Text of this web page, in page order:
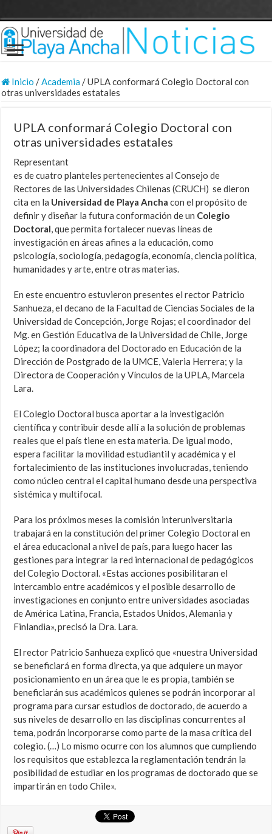
Inicio /Academia/UPLA conformará Colegio Doctoral con
otras universidades estatales
UPLA conformará Colegio Doctoral con
otras universidades estatales
Representant
es de cuatro planteles pertenecientes al Consejo de
Rectores de las Universidades Chilenas (CRUCH) se dieron
cita en la Universidad de Playa Ancha con el propósito de
definir y diseñar la futura conformación de un Colegio
Doctoral, que permita fortalecer nuevas líneas de
investigación en áreas afines a la educación, como
psicología, sociología, pedagogía, economía, ciencia política,
humanidades y arte, entre otras materias.
En este encuentro estuvieron presentes el rector Patricio
Sanhueza, el decano de la Facultad de Ciencias Sociales de la
Universidad de Concepción, Jorge Rojas; el coordinador del
Mg. en Gestión Educativa de la Universidad de Chile, Jorge
López; la coordinadora del Doctorado en Educación de la
Dirección de Postgrado de la UMCE, Valeria Herrera; y la
Directora de Cooperación y Vínculos de la UPLA, Marcela
Lara.
El Colegio Doctoral busca aportar a la investigación
científica y contribuir desde allí a la solución de problemas
reales que el país tiene en esta materia. De igual modo,
espera facilitar la movilidad estudiantil y académica y el
fortalecimiento de las instituciones involucradas, teniendo
como núcleo central el capital humano desde una perspectiva
sistémica y multifocal.
Para los próximos meses la comisión interuniversitaria
trabajará en la constitución del primer Colegio Doctoral en
el área educacional a nivel de país, para luego hacer las
gestiones para integrar la red internacional de pedagógicos
del Colegio Doctoral. «Estas acciones posibilitaran el
intercambio entre académicos y el posible desarrollo de
investigaciones en conjunto entre universidades asociadas
de América Latina, Francia, Estados Unidos, Alemania y
Finlandia», precisó la Dra. Lara.
El rector Patricio Sanhueza explicó que «nuestra Universidad
se beneficiará en forma directa, ya que adquiere un mayor
posicionamiento en un área que le es propia, también se
beneficiarán sus académicos quienes se podrán incorporar al
programa para cursar estudios de doctorado, de acuerdo a
sus niveles de desarrollo en las disciplinas concurrentes al
tema, podrán incorporarse como parte de la masa crítica del
colegio. (…) Lo mismo ocurre con los alumnos que cumpliendo
los requisitos que establezca la reglamentación tendrán la
posibilidad de estudiar en los programas de doctorado que se
impartirán en todo Chile».